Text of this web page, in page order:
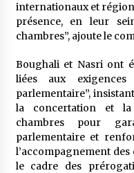
internationaux et
présence, en leur
chambres”, ajoute le
Boughali et Nasri ont
liées aux exigences
parlementaire”,
la concertation et
chambres pour
parlementaire et
l’accompagnement
le cadre des